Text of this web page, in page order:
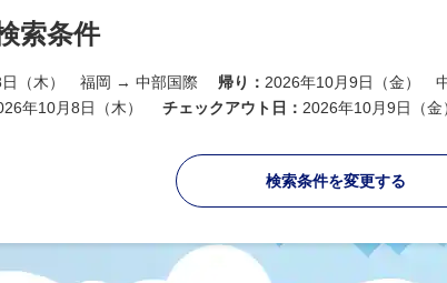
索条件
日（木） 福岡 → 中部国際 帰り： 2026年10月9日（金）
年10月8日（木） チェックアウト日： 2026年10月9日（金
検索条件を変更する